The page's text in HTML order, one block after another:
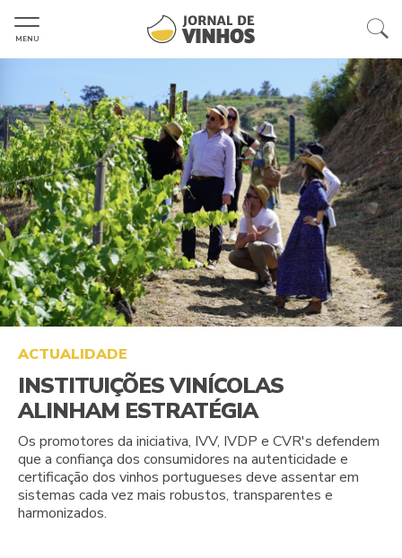
MENU
ACTUALIDADE
INSTITUIÇÕES VINÍCOLAS
ALINHAM ESTRATÉGIA
Os promotores da iniciativa, IVV, IVDP e CVR's defendem
que a confiança dos consumidores na autenticidade e
certificação dos vinhos portugueses deve assentar em
sistemas cada vez mais robustos, transparentes e
harmonizados.